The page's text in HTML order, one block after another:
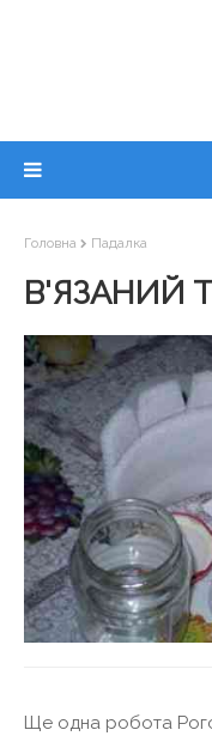
Головна Падалка
В'ЯЗАНИЙ
Ще одна робота